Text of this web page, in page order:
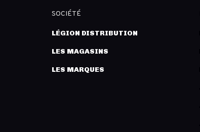
SOCIÉTÉ
LÉGION DISTRIBUTION
LES MAGASINS
LES MARQUES